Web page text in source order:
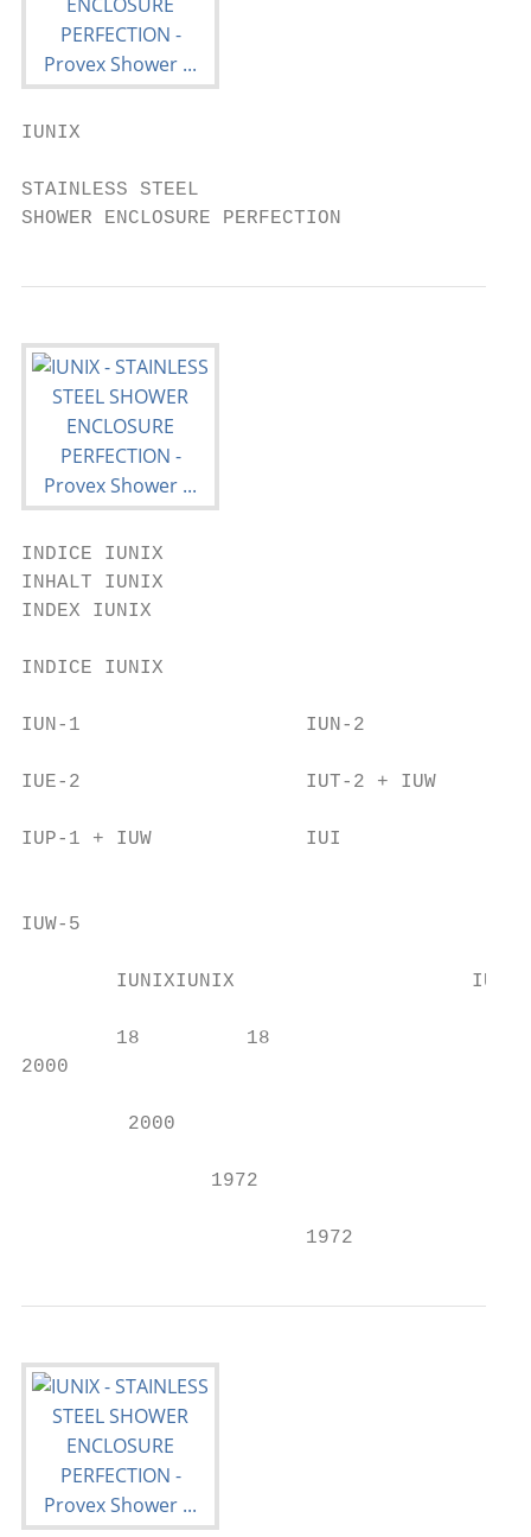
IUNIX
STAINLESS STEEL
SHOWER ENCLOSURE PERFECTION
INDICE IUNIX
INHALT IUNIX
INDEX IUNIX
INDICE IUNIX
IUN-1                   IUN-2
IUE-2                   IUT-2 + IUW
IUP-1 + IUW             IUI
IUW-5
IUNIXIUNIX
        18         18
2000
         2000
                1972
                        1972